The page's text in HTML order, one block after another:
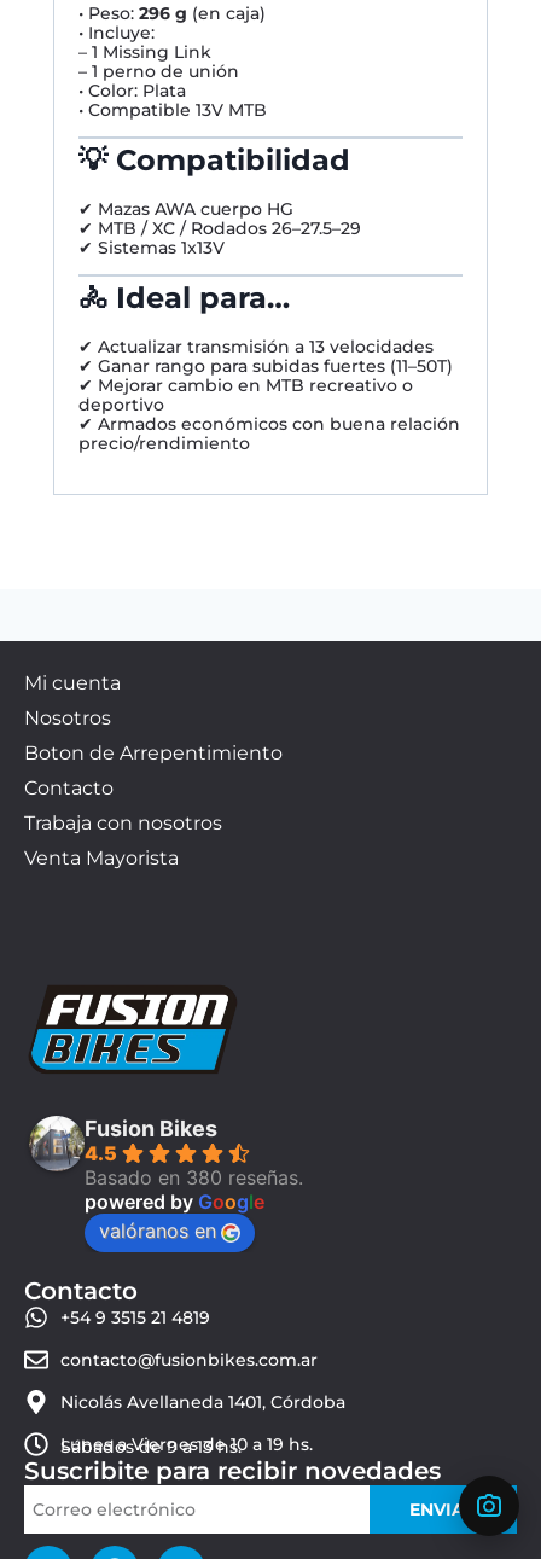
• Peso: 296 g (en caja)
• Incluye:
– 1 Missing Link
– 1 perno de unión
• Color: Plata
• Compatible 13V MTB
💡 Compatibilidad
✔ Mazas AWA cuerpo HG
✔ MTB / XC / Rodados 26–27.5–29
✔ Sistemas 1x13V
🚴 Ideal para…
✔ Actualizar transmisión a 13 velocidades
✔ Ganar rango para subidas fuertes (11–50T)
✔ Mejorar cambio en MTB recreativo o
deportivo
✔ Armados económicos con buena relación
precio/rendimiento
Mi cuenta
Nosotros
Boton de Arrepentimiento
Contacto
Trabaja con nosotros
Venta Mayorista
Fusion Bikes
4.5
Basado en 380 reseñas.
powered by Google
valóranos en
Contacto
+54 9 3515 21 4819
contacto@fusionbikes.com.ar
Nicolás Avellaneda 1401, Córdoba
Lunes a Viernes de 10 a 19 hs.
Sábados de 9 a 13 hs.
Suscribite para recibir novedades
ENVIAR